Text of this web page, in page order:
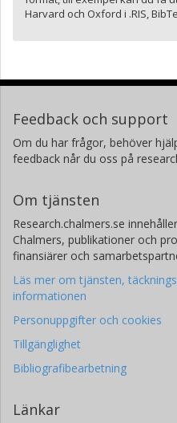
Harvard och Oxford i .RIS,
Feedback och support
Om du har frågor, behöver
feedback når du oss på
Om tjänsten
Research.chalmers.se
Chalmers, publikationer och
finansiärer och
Läs mer om tjänsten,
informationen
Personuppgifter och cookies
Tillgänglighet
Bibliografibearbetning
Länkar